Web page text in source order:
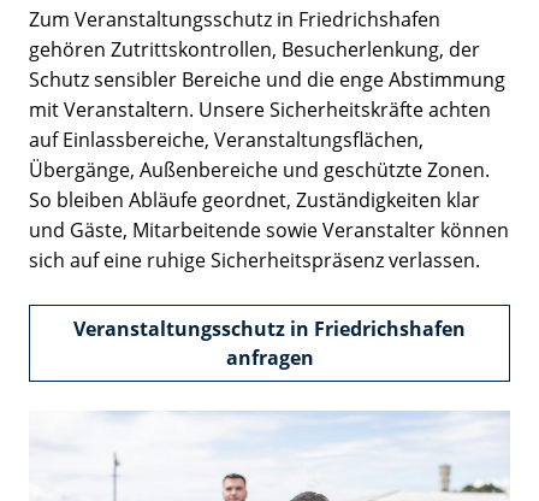
Zum Veranstaltungsschutz in Friedrichshafen
gehören Zutrittskontrollen, Besucherlenkung, der
Schutz sensibler Bereiche und die enge Abstimmung
mit Veranstaltern. Unsere Sicherheitskräfte achten
auf Einlassbereiche, Veranstaltungsflächen,
Übergänge, Außenbereiche und geschützte Zonen.
So bleiben Abläufe geordnet, Zuständigkeiten klar
und Gäste, Mitarbeitende sowie Veranstalter können
sich auf eine ruhige Sicherheitspräsenz verlassen.
Veranstaltungsschutz in Friedrichshafen
anfragen